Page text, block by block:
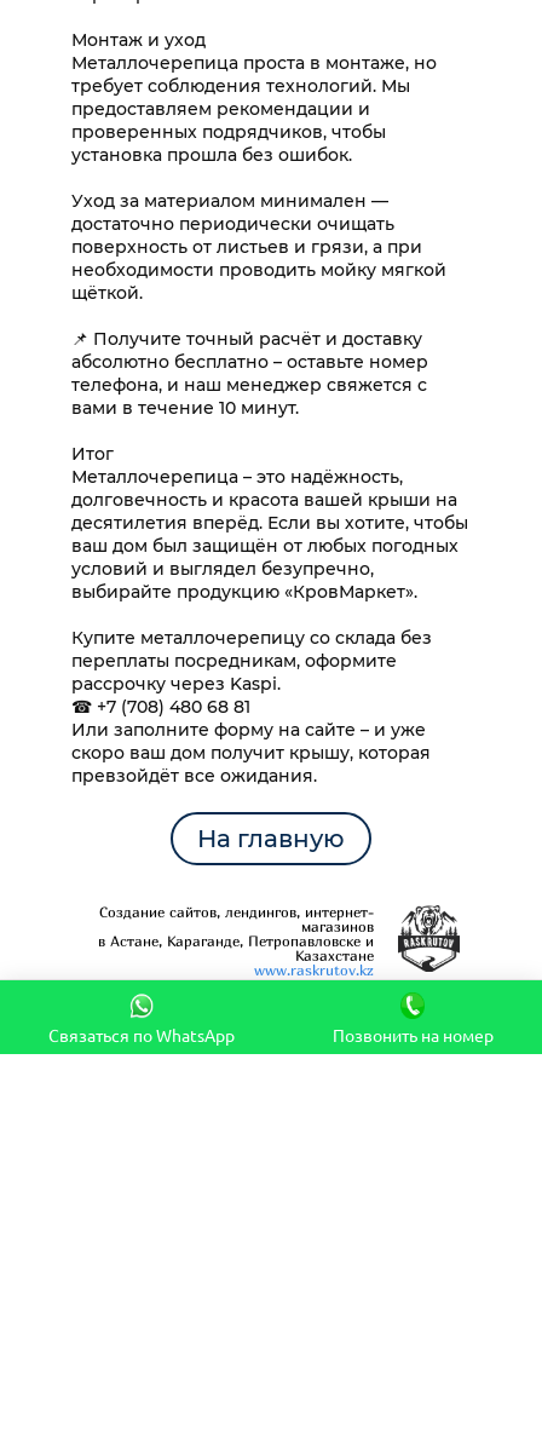
Монтаж и уход
Металлочерепица проста в монтаже, но
требует соблюдения технологий. Мы
предоставляем рекомендации и
проверенных подрядчиков, чтобы
установка прошла без ошибок.
Уход за материалом минимален —
достаточно периодически очищать
поверхность от листьев и грязи, а при
необходимости проводить мойку мягкой
щёткой.
📌 Получите точный расчёт и доставку
абсолютно бесплатно – оставьте номер
телефона, и наш менеджер свяжется с
вами в течение 10 минут.
Итог
Металлочерепица – это надёжность,
долговечность и красота вашей крыши на
десятилетия вперёд. Если вы хотите, чтобы
ваш дом был защищён от любых погодных
условий и выглядел безупречно,
выбирайте продукцию «КровМаркет».
Купите металлочерепицу со склада без
переплаты посредникам, оформите
рассрочку через Kaspi.
☎ +7 (708) 480 68 81
Или заполните форму на сайте – и уже
скоро ваш дом получит крышу, которая
превзойдёт все ожидания.
На главную
Создание сайтов, лендингов, интернет-
магазинов
в Астане, Караганде, Петропавловске и
Казахстане
www.raskrutov.kz
Связаться по WhatsApp Позвонить на номер